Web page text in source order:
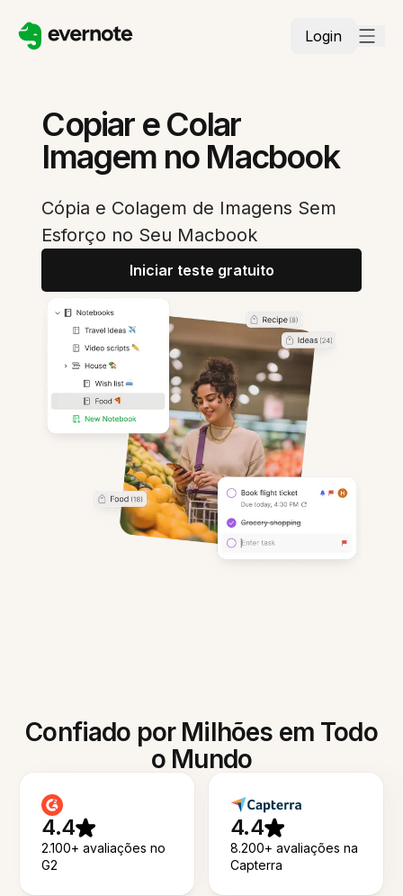
Login
Copiar e Colar
Imagem no Macbook
Cópia e Colagem de Imagens Sem
Esforço no Seu Macbook
Iniciar teste gratuito
Confiado por Milhões em Todo
o Mundo
4.4
2.100+ avaliações no
G2
4.4
8.200+ avaliações na
Capterra